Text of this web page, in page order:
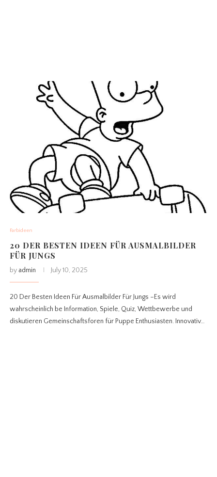
Farbideen
20 DER BESTEN IDEEN FÜR AUSMALBILDER
FÜR JUNGS
by admin July 10, 2025
20 Der Besten Ideen Für Ausmalbilder Für Jungs –Es wird
wahrscheinlich be Information, Spiele, Quiz, Wettbewerbe und
diskutieren Gemeinschaftsforen für Puppe Enthusiasten. Innovativ…